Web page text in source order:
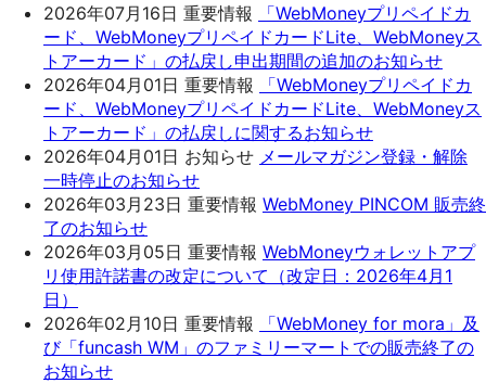
2026年07月16日 重要情報
「WebMoneyプリペイドカ
ード、WebMoneyプリペイドカードLite、WebMoneyス
トアーカード」の払戻し申出期間の追加のお知らせ
2026年04月01日 重要情報
「WebMoneyプリペイドカ
ード、WebMoneyプリペイドカードLite、WebMoneyス
トアーカード」の払戻しに関するお知らせ
2026年04月01日 お知らせ メールマガジン登録・解除
一時停止のお知らせ
2026年03月23日 重要情報 WebMoney PINCOM 販売終
了のお知らせ
2026年03月05日 重要情報 WebMoneyウォレットアプ
リ使用許諾書の改定について（改定日：2026年4月1
日）
2026年02月10日 重要情報
「WebMoney for mora」及
び「funcash WM」のファミリーマートでの販売終了の
お知らせ